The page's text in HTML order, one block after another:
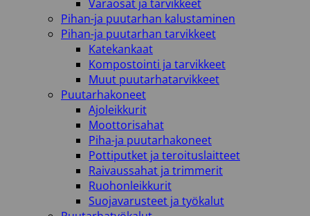
Varaosat ja tarvikkeet
Pihan-ja puutarhan kalustaminen
Pihan-ja puutarhan tarvikkeet
Katekankaat
Kompostointi ja tarvikkeet
Muut puutarhatarvikkeet
Puutarhakoneet
Ajoleikkurit
Moottorisahat
Piha-ja puutarhakoneet
Pottiputket ja teroituslaitteet
Raivaussahat ja trimmerit
Ruohonleikkurit
Suojavarusteet ja työkalut